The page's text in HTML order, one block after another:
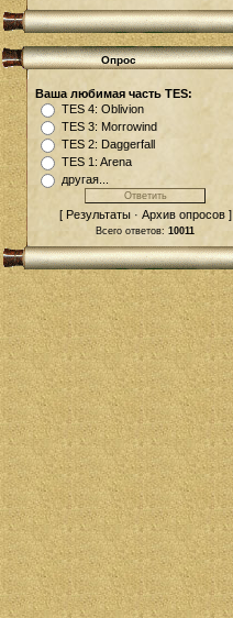
Опрос
Ваша любимая часть TES:
TES 4: Oblivion
TES 3: Morrowind
TES 2: Daggerfall
TES 1: Arena
другая...
[ Результаты · Архив опросов ]
Всего ответов: 10011